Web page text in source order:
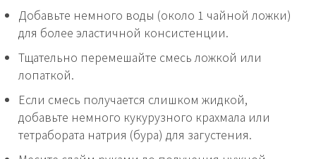
Добавьте немного воды (около 1 чайной ложки)
для более эластичной консистенции.
Тщательно перемешайте смесь ложкой или
лопаткой.
Если смесь получается слишком жидкой,
добавьте немного кукурузного крахмала или
тетрабората натрия (бура) для загустения.